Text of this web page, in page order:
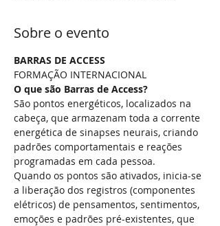
Sobre o evento
BARRAS DE ACCESS
FORMAÇÃO INTERNACIONAL
O que são Barras de Access?
São pontos energéticos, localizados na
cabeça, que armazenam toda a corrente
energética de sinapses neurais, criando
padrões comportamentais e reações
programadas em cada pessoa.
Quando os pontos são ativados, inicia-se
a liberação dos registros (componentes
elétricos) de pensamentos, sentimentos,
emoções e padrões pré-existentes, que